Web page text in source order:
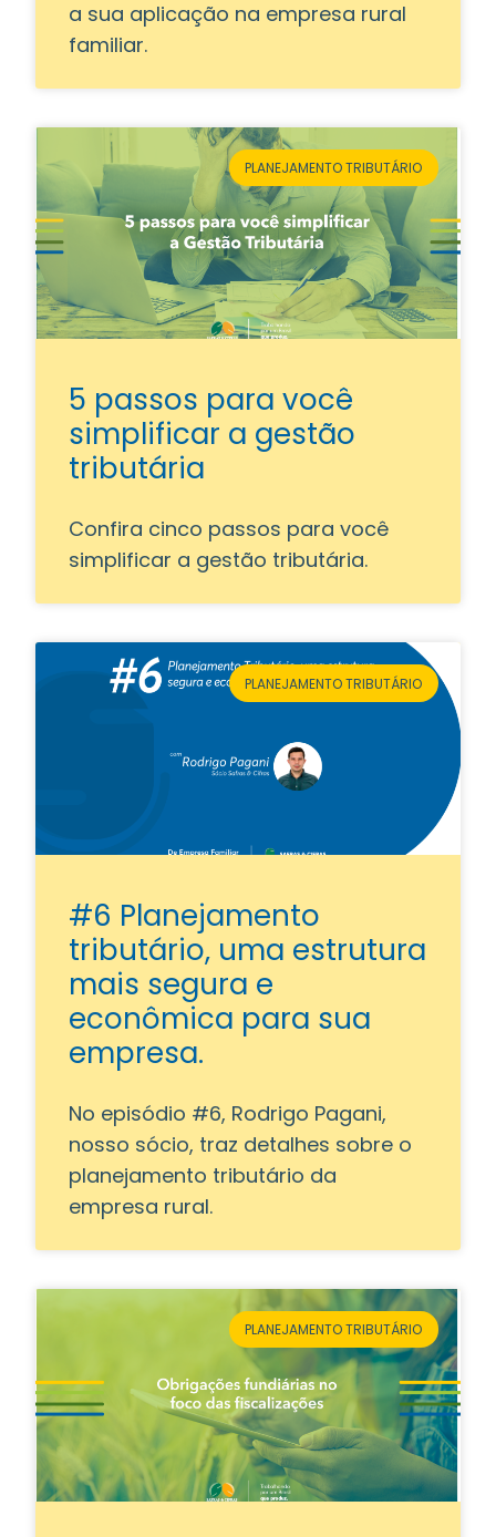
a sua aplicação na empresa rural
familiar.
PLANEJAMENTO TRIBUTÁRIO
5 passos para você
simplificar a gestão
tributária
Confira cinco passos para você
simplificar a gestão tributária.
PLANEJAMENTO TRIBUTÁRIO
#6 Planejamento
tributário, uma estrutura
mais segura e
econômica para sua
empresa.
No episódio #6, Rodrigo Pagani,
nosso sócio, traz detalhes sobre o
planejamento tributário da
empresa rural.
PLANEJAMENTO TRIBUTÁRIO